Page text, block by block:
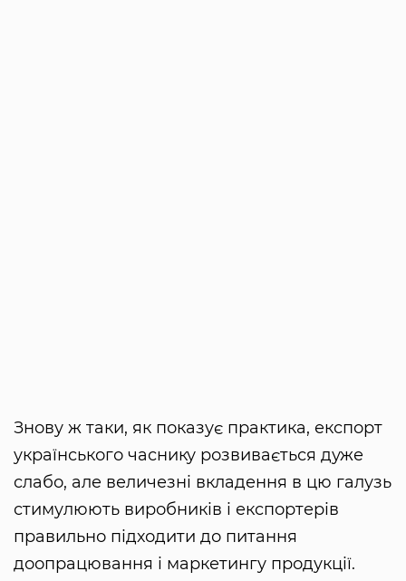
Знову ж таки, як показує практика, експорт
українського часнику розвивається дуже
слабо, але величезні вкладення в цю галузь
стимулюють виробників і експортерів
правильно підходити до питання
доопрацювання і маркетингу продукції.